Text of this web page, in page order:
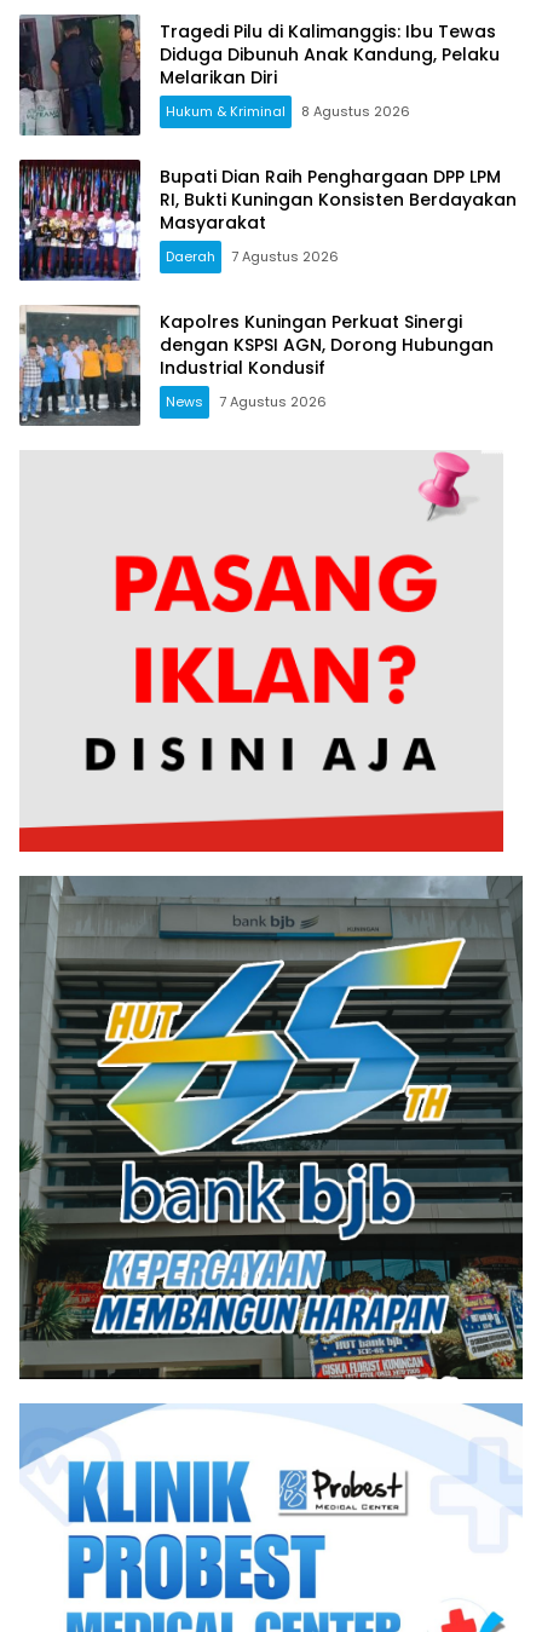
Tragedi Pilu di Kalimanggis: Ibu Tewas
Diduga Dibunuh Anak Kandung, Pelaku
Melarikan Diri
Hukum & Kriminal 8 Agustus 2026
Bupati Dian Raih Penghargaan DPP LPM
RI, Bukti Kuningan Konsisten Berdayakan
Masyarakat
Daerah 7 Agustus 2026
Kapolres Kuningan Perkuat Sinergi
dengan KSPSI AGN, Dorong Hubungan
Industrial Kondusif
News 7 Agustus 2026